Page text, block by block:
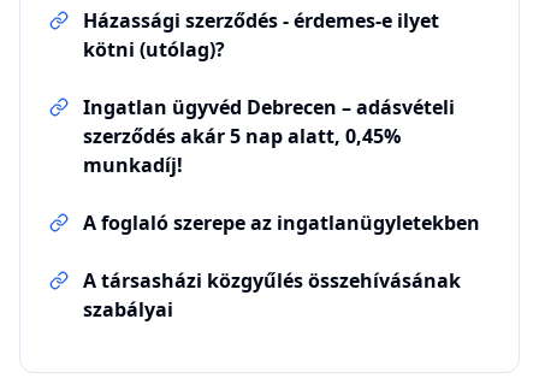
Házassági szerződés - érdemes-e ilyet
kötni (utólag)?
Ingatlan ügyvéd Debrecen – adásvételi
szerződés akár 5 nap alatt, 0,45%
munkadíj!
A foglaló szerepe az ingatlanügyletekben
A társasházi közgyűlés összehívásának
szabályai